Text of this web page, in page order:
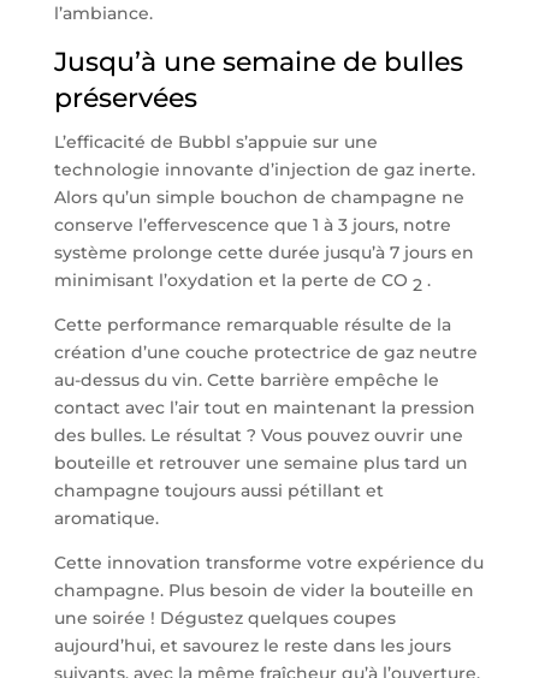
l’ambiance.
Jusqu’à une semaine de bulles
préservées
L’efficacité de Bubbl s’appuie sur une
technologie innovante d’injection de gaz inerte.
Alors qu’un simple bouchon de champagne ne
conserve l’effervescence que 1 à 3 jours, notre
système prolonge cette durée jusqu’à 7 jours en
minimisant l’oxydation et la perte de CO 2 .
Cette performance remarquable résulte de la
création d’une couche protectrice de gaz neutre
au-dessus du vin. Cette barrière empêche le
contact avec l’air tout en maintenant la pression
des bulles. Le résultat ? Vous pouvez ouvrir une
bouteille et retrouver une semaine plus tard un
champagne toujours aussi pétillant et
aromatique.
Cette innovation transforme votre expérience du
champagne. Plus besoin de vider la bouteille en
une soirée ! Dégustez quelques coupes
aujourd’hui, et savourez le reste dans les jours
suivants, avec la même fraîcheur qu’à l’ouverture.